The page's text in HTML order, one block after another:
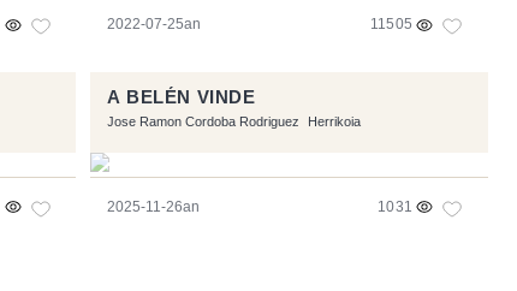
2022-07-25an 11505
A BELÉN VINDE
Jose Ramon Cordoba Rodriguez Herrikoia
2025-11-26an 1031